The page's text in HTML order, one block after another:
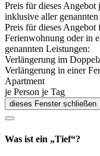
Preis für dieses
inklusive aller
Preis für dieses
Ferienwohnung oder in
genannten Leistungen:
Verlängerung im
Verlängerung in einer
Apartment
je Person je Tag
dieses Fenster schließen
Was ist ein „Tief“?